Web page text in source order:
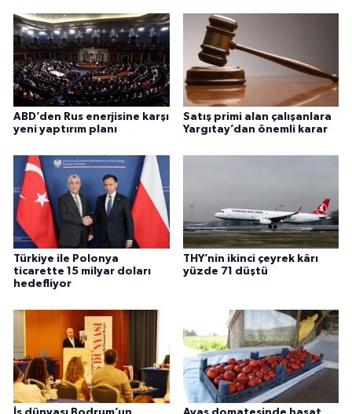
ABD’den Rus enerjisine karşı
yeni yaptırım planı
Satış primi alan çalışanlara
Yargıtay’dan önemli karar
Türkiye ile Polonya
ticarette 15 milyar doları
hedefliyor
THY’nin ikinci çeyrek kârı
yüzde 71 düştü